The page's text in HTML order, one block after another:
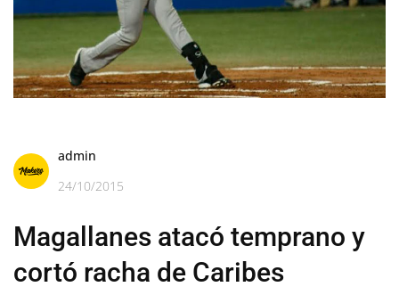
admin
24/10/2015
Magallanes atacó temprano y
cortó racha de Caribes